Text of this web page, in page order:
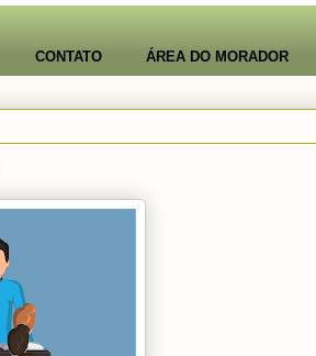
CONTATO ÁREA DO MORADOR